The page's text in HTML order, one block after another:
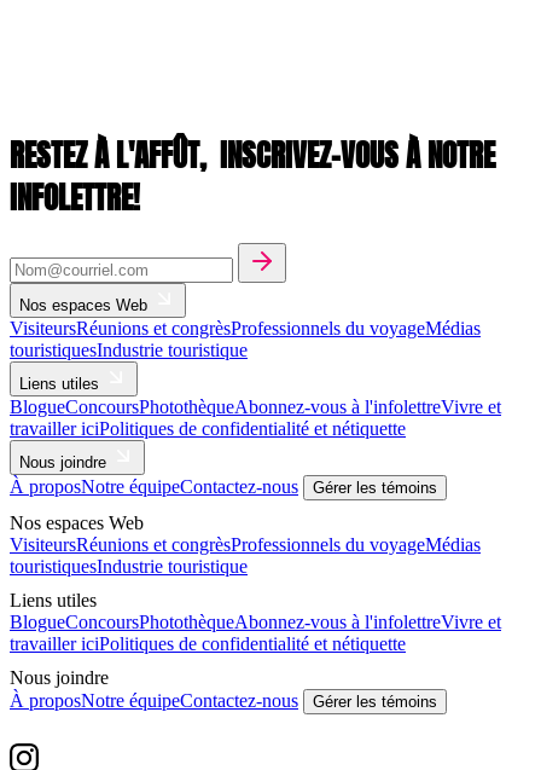
RESTEZ À L'AFFÛT, INSCRIVEZ-VOUS À NOTRE
INFOLETTRE!
Nos espaces Web
VisiteursRéunions et congrèsProfessionnels du voyageMédias
touristiquesIndustrie touristique
Liens utiles
BlogueConcoursPhotothèqueAbonnez-vous à l'infolettreVivre et
travailler iciPolitiques de confidentialité et nétiquette
Nous joindre
À proposNotre équipeContactez-nous Gérer les témoins
Nos espaces Web
VisiteursRéunions et congrèsProfessionnels du voyageMédias
touristiquesIndustrie touristique
Liens utiles
BlogueConcoursPhotothèqueAbonnez-vous à l'infolettreVivre et
travailler iciPolitiques de confidentialité et nétiquette
Nous joindre
À proposNotre équipeContactez-nous Gérer les témoins